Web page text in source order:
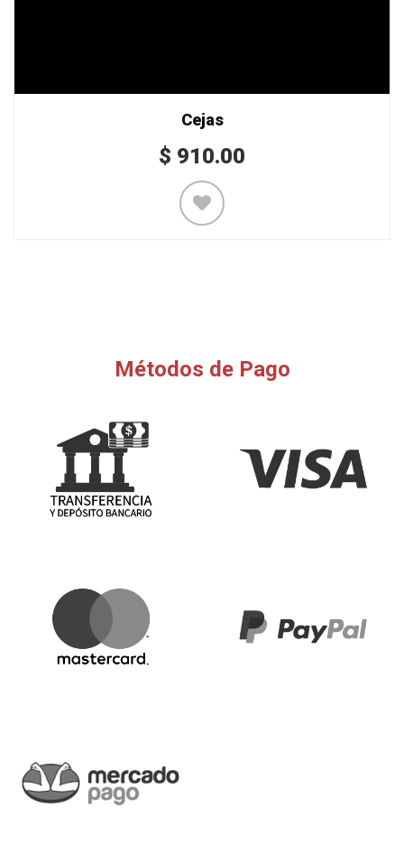
Cejas
$ 910.00
Métodos de Pago